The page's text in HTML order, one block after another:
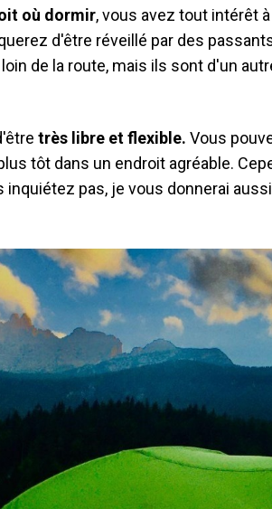
où dormir, vous avez tout intérêt
d'être réveillé par des
de la route, mais ils sont d'un
très libre et flexible. Vous
tôt dans un endroit agréable.
inquiétez pas, je vous donnerai